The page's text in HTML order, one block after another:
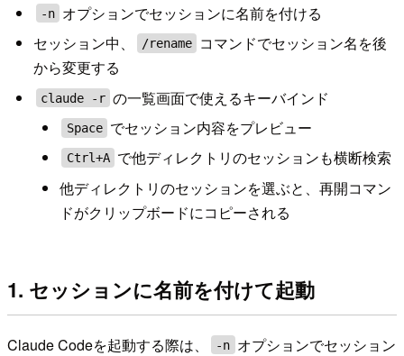
-n オプションでセッションに名前を付ける
セッション中、
/rename
コマンドでセッション名を後
から変更する
claude -r の一覧画面で使えるキーバインド
Space でセッション内容をプレビュー
Ctrl+A で他ディレクトリのセッションも横断検索
他ディレクトリのセッションを選ぶと、再開コマン
ドがクリップボードにコピーされる
1. セッションに名前を付けて起動
Claude Codeを起動する際は、 -n オプションでセッション